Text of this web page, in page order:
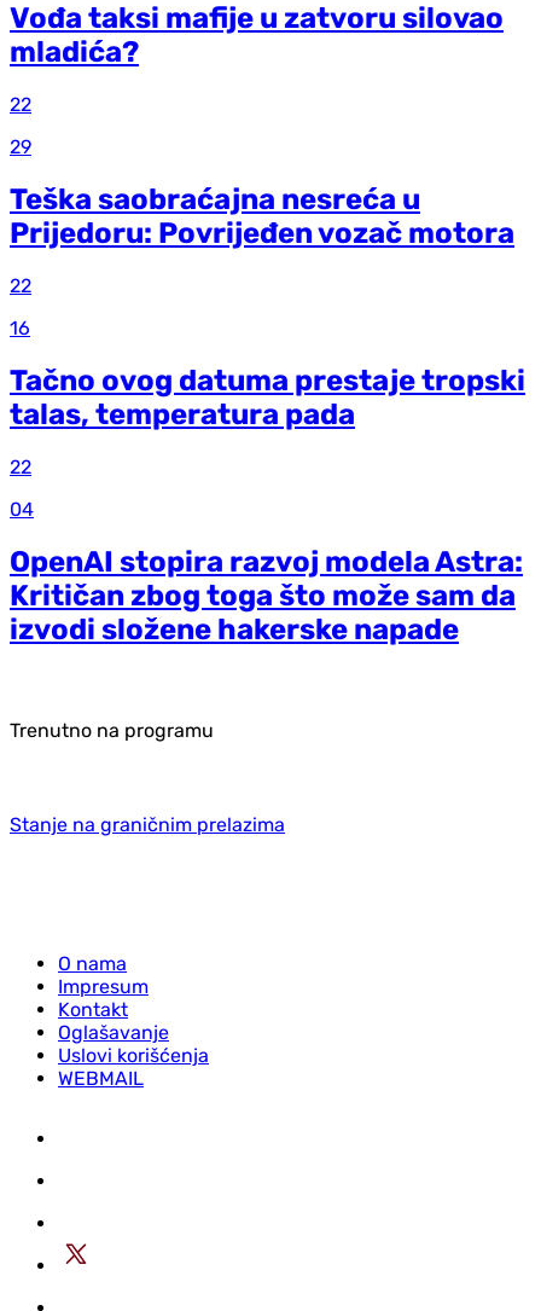
Vođa taksi mafije u zatvoru silovao
mladića?
22
29
Teška saobraćajna nesreća u
Prijedoru: Povrijeđen vozač motora
22
16
Tačno ovog datuma prestaje tropski
talas, temperatura pada
22
04
OpenAI stopira razvoj modela Astra:
Kritičan zbog toga što može sam da
izvodi složene hakerske napade
Trenutno na programu
Stanje na graničnim prelazima
O nama
Impresum
Kontakt
Oglašavanje
Uslovi korišćenja
WEBMAIL